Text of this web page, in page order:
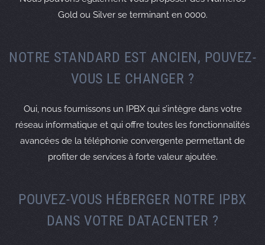
Gold ou Silver se terminant en 0000.
NOTRE STANDARD EST ANCIEN, POUVEZ-
VOUS LE CHANGER ?
Oui, nous fournissons un IPBX qui s’intègre dans votre
réseau informatique et qui offre toutes les fonctionnalités
avancées de la téléphonie convergente permettant de
profiter de services à forte valeur ajoutée.
POUVEZ-VOUS HÉBERGER NOTRE IPBX
DANS VOTRE DATACENTER ?